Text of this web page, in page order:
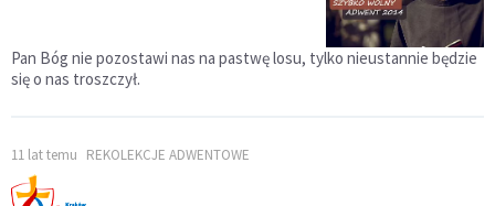
Pan Bóg nie pozostawi nas na pastwę losu, tylko nieustannie będzie
się o nas troszczył.
11 lat temu REKOLEKCJE ADWENTOWE